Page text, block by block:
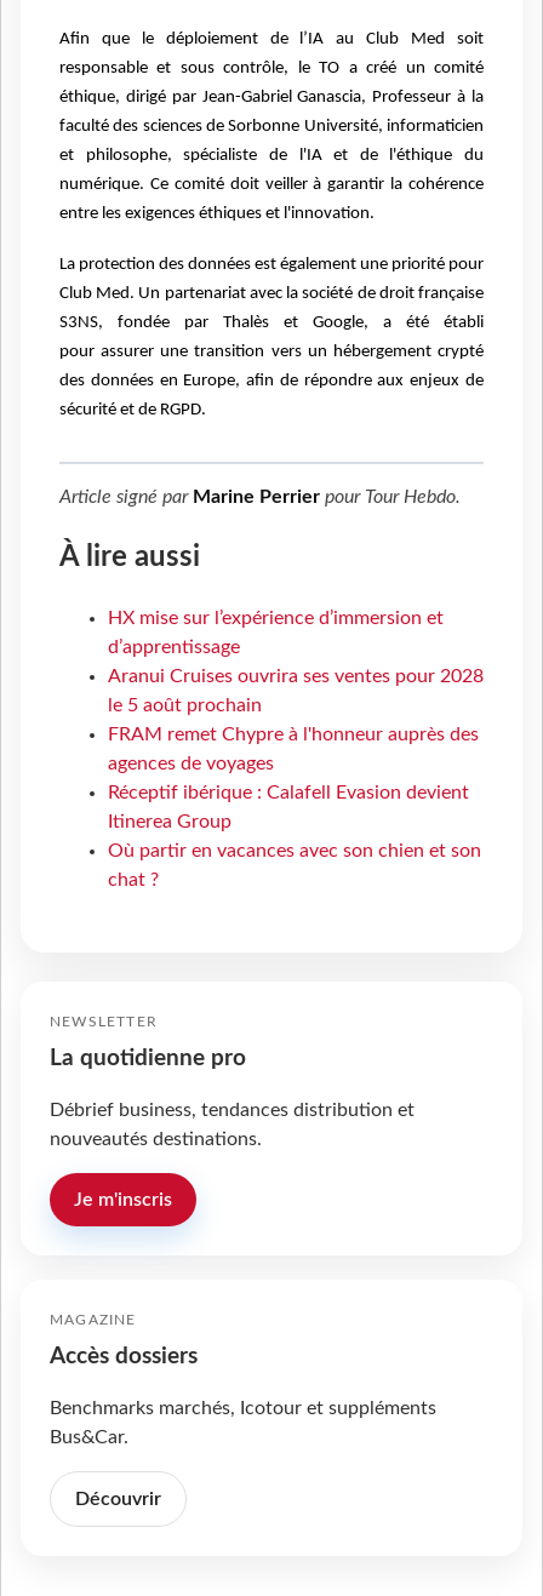
Afin que le déploiement de l’IA au Club Med soit
responsable et sous contrôle, le TO a créé un comité
éthique, dirigé par Jean-Gabriel Ganascia, Professeur à la
faculté des sciences de Sorbonne Université, informaticien
et philosophe, spécialiste de l'IA et de l'éthique du
numérique. Ce comité doit veiller à garantir la cohérence
entre les exigences éthiques et l'innovation.
La protection des données est également une priorité pour
Club Med. Un partenariat avec la société de droit française
S3NS, fondée par Thalès et Google, a été établi
pourassurer une transition vers un hébergement crypté
des données en Europe, afin de répondre aux enjeux de
sécurité et de RGPD.
Article signé par Marine Perrier pour Tour Hebdo.
À lire aussi
HX mise sur l’expérience d’immersion et
d’apprentissage
Aranui Cruises ouvrira ses ventes pour 2028
le 5 août prochain
FRAM remet Chypre à l'honneur auprès des
agences de voyages
Réceptif ibérique : Calafell Evasion devient
Itinerea Group
Où partir en vacances avec son chien et son
chat ?
NEWSLETTER
La quotidienne pro
Débrief business, tendances distribution et
nouveautés destinations.
Je m'inscris
MAGAZINE
Accès dossiers
Benchmarks marchés, Icotour et suppléments
Bus&Car.
Découvrir